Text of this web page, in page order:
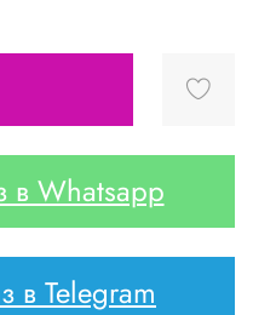
в Whatsapp
в Telegram